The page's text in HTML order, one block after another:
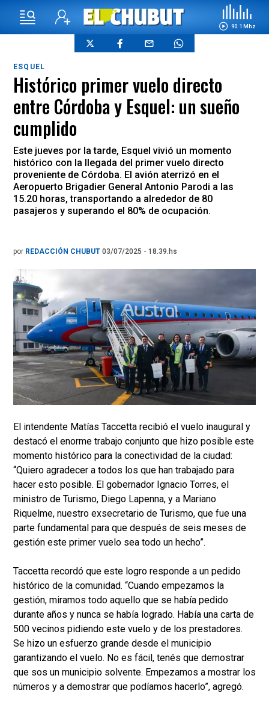
90.1 Mhz
ESQUEL
Histórico primer vuelo directo
entre Córdoba y Esquel: un sueño
cumplido
Este jueves por la tarde, Esquel vivió un momento
histórico con la llegada del primer vuelo directo
proveniente de Córdoba. El avión aterrizó en el
Aeropuerto Brigadier General Antonio Parodi a las
15.20 horas, transportando a alrededor de 80
pasajeros y superando el 80% de ocupación.
por REDACCIÓN CHUBUT 03/07/2025 - 18.39.hs
El intendente Matías Taccetta recibió el vuelo inaugural y
destacó el enorme trabajo conjunto que hizo posible este
momento histórico para la conectividad de la ciudad:
“Quiero agradecer a todos los que han trabajado para
hacer esto posible. El gobernador Ignacio Torres, el
ministro de Turismo, Diego Lapenna, y a Mariano
Riquelme, nuestro exsecretario de Turismo, que fue una
parte fundamental para que después de seis meses de
gestión este primer vuelo sea todo un hecho”.
Taccetta recordó que este logro responde a un pedido
histórico de la comunidad. “Cuando empezamos la
gestión, miramos todo aquello que se había pedido
durante años y nunca se había logrado. Había una carta de
500 vecinos pidiendo este vuelo y de los prestadores.
Se hizo un esfuerzo grande desde el municipio
garantizando el vuelo. No es fácil, tenés que demostrar
que sos un municipio solvente. Empezamos a mostrar los
números y a demostrar que podíamos hacerlo”, agregó.